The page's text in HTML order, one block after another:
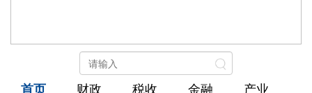
首页 财政 税收 金融 产业